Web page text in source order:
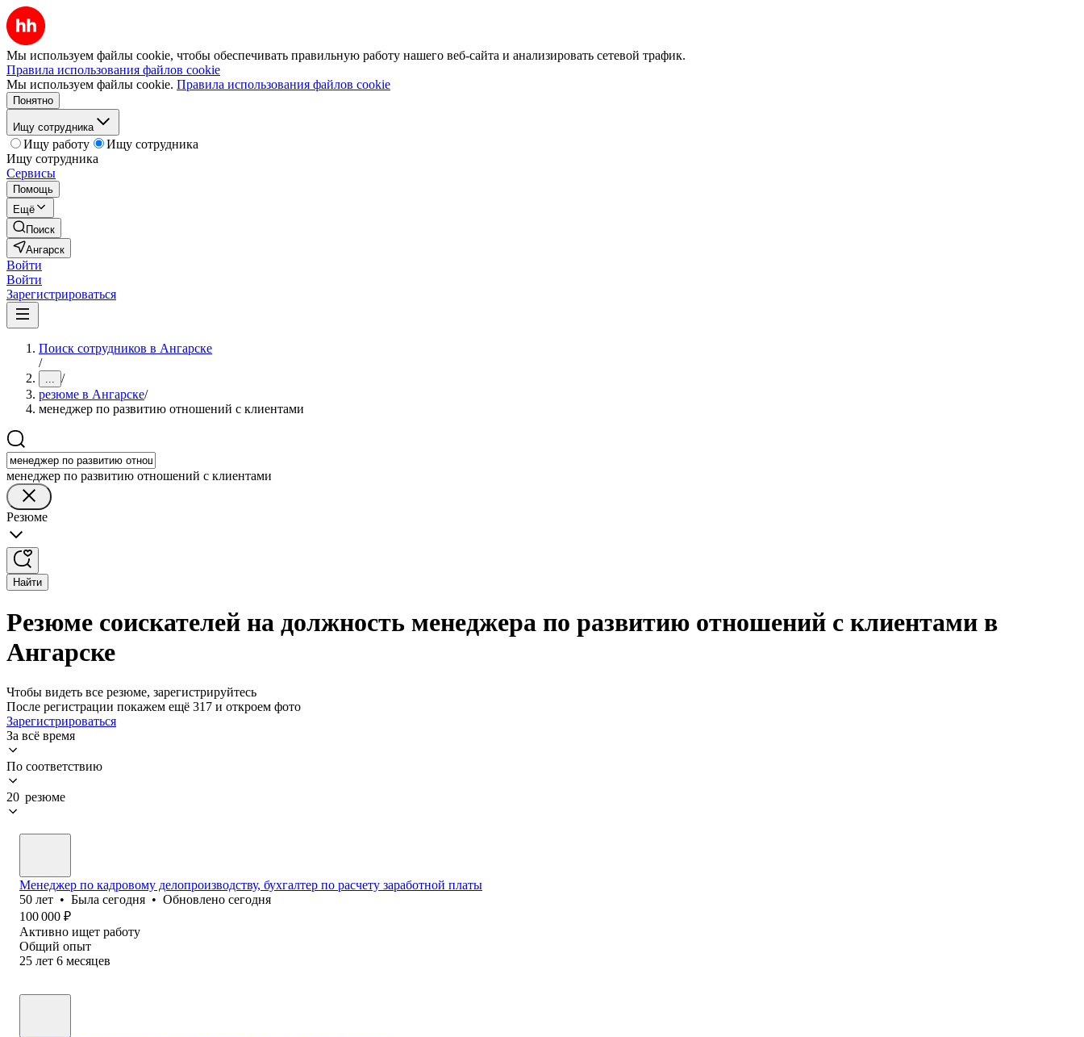
Мы используем файлы cookie, чтобы обеспечивать правильную работу нашего веб-сайта и анализировать сетевой трафик.
Правила использования файлов cookie
Мы используем файлы cookie. Правила использования файлов cookie
Понятно
Ищу сотрудника
Ищу работу
Ищу сотрудника
Ищу сотрудника
Сервисы
Помощь
Ещё
Поиск
Ангарск
Войти
Войти
Зарегистрироваться
Поиск сотрудников в Ангарске
/
... /
резюме в Ангарске/
менеджер по развитию отношений с клиентами
менеджер по развитию отношений с клиентами
Резюме
Найти
Резюме соискателей на должность менеджера по развитию отношений с клиентами в
Ангарске
Чтобы видеть все резюме, зарегистрируйтесь
После регистрации покажем ещё 317 и откроем фото
Зарегистрироваться
За всё время
По соответствию
20 резюме
Менеджер по кадровому делопроизводству, бухгалтер по расчету заработной платы
50 лет • Была сегодня • Обновлено сегодня
100 000 ₽
Активно ищет работу
Общий опыт
25 лет 6 месяцев